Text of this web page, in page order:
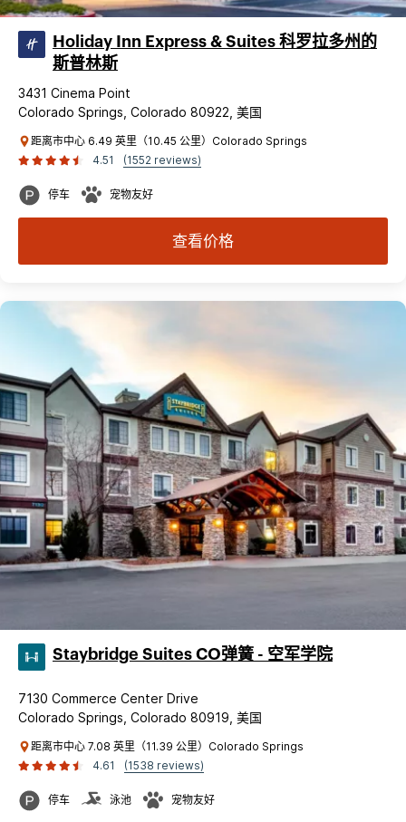
Holiday Inn Express & Suites 科罗拉多州的
斯普林斯
3431 Cinema Point
Colorado Springs, Colorado 80922, 美国
距离市中心 6.49 英里（10.45 公里）Colorado Springs
4.51
(1552 reviews)
停车 宠物友好
查看价格
Staybridge Suites CO弹簧 - 空军学院
7130 Commerce Center Drive
Colorado Springs, Colorado 80919, 美国
距离市中心 7.08 英里（11.39 公里）Colorado Springs
4.61
(1538 reviews)
停车 泳池 宠物友好